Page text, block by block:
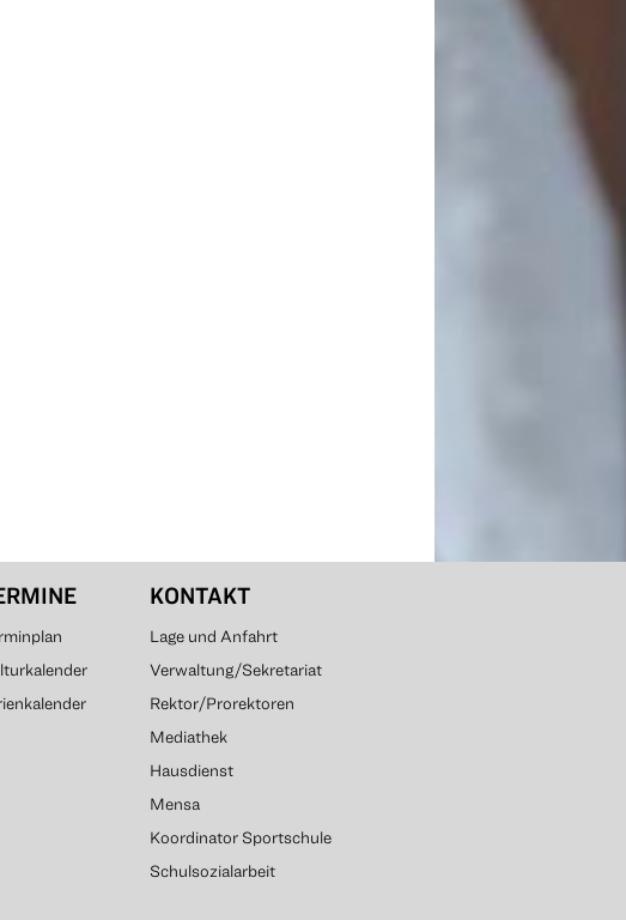
KONTAKT
Lage und Anfahrt
Verwaltung/Sekretariat
Rektor/Prorektoren
Mediathek
Hausdienst
Mensa
Koordinator Sportschule
Schulsozialarbeit